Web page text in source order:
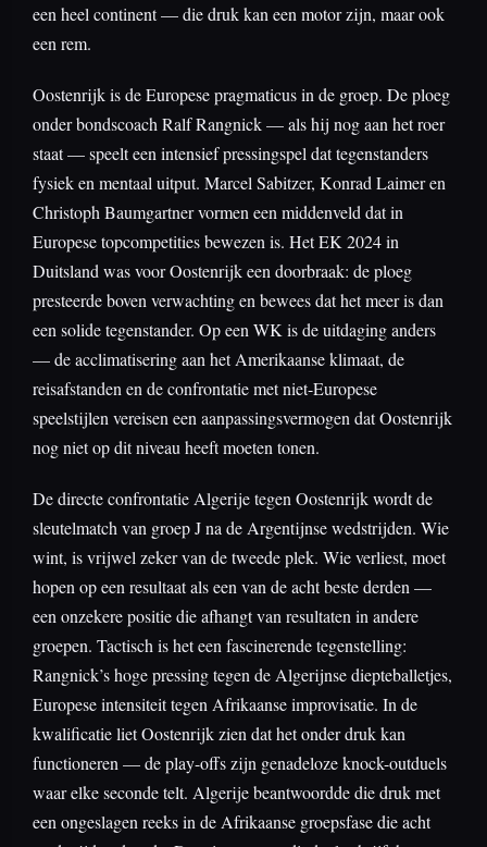
een heel continent — die druk kan een motor zijn, maar ook
een rem.
Oostenrijk is de Europese pragmaticus in de groep. De ploeg
onder bondscoach Ralf Rangnick — als hij nog aan het roer
staat — speelt een intensief pressingspel dat tegenstanders
fysiek en mentaal uitput. Marcel Sabitzer, Konrad Laimer en
Christoph Baumgartner vormen een middenveld dat in
Europese topcompetities bewezen is. Het EK 2024 in
Duitsland was voor Oostenrijk een doorbraak: de ploeg
presteerde boven verwachting en bewees dat het meer is dan
een solide tegenstander. Op een WK is de uitdaging anders
— de acclimatisering aan het Amerikaanse klimaat, de
reisafstanden en de confrontatie met niet-Europese
speelstijlen vereisen een aanpassingsvermogen dat Oostenrijk
nog niet op dit niveau heeft moeten tonen.
De directe confrontatie Algerije tegen Oostenrijk wordt de
sleutelmatch van groep J na de Argentijnse wedstrijden. Wie
wint, is vrijwel zeker van de tweede plek. Wie verliest, moet
hopen op een resultaat als een van de acht beste derden —
een onzekere positie die afhangt van resultaten in andere
groepen. Tactisch is het een fascinerende tegenstelling:
Rangnick’s hoge pressing tegen de Algerijnse diepteballetjes,
Europese intensiteit tegen Afrikaanse improvisatie. In de
kwalificatie liet Oostenrijk zien dat het onder druk kan
functioneren — de play-offs zijn genadeloze knock-outduels
waar elke seconde telt. Algerije beantwoordde die druk met
een ongeslagen reeks in de Afrikaanse groepsfase die acht